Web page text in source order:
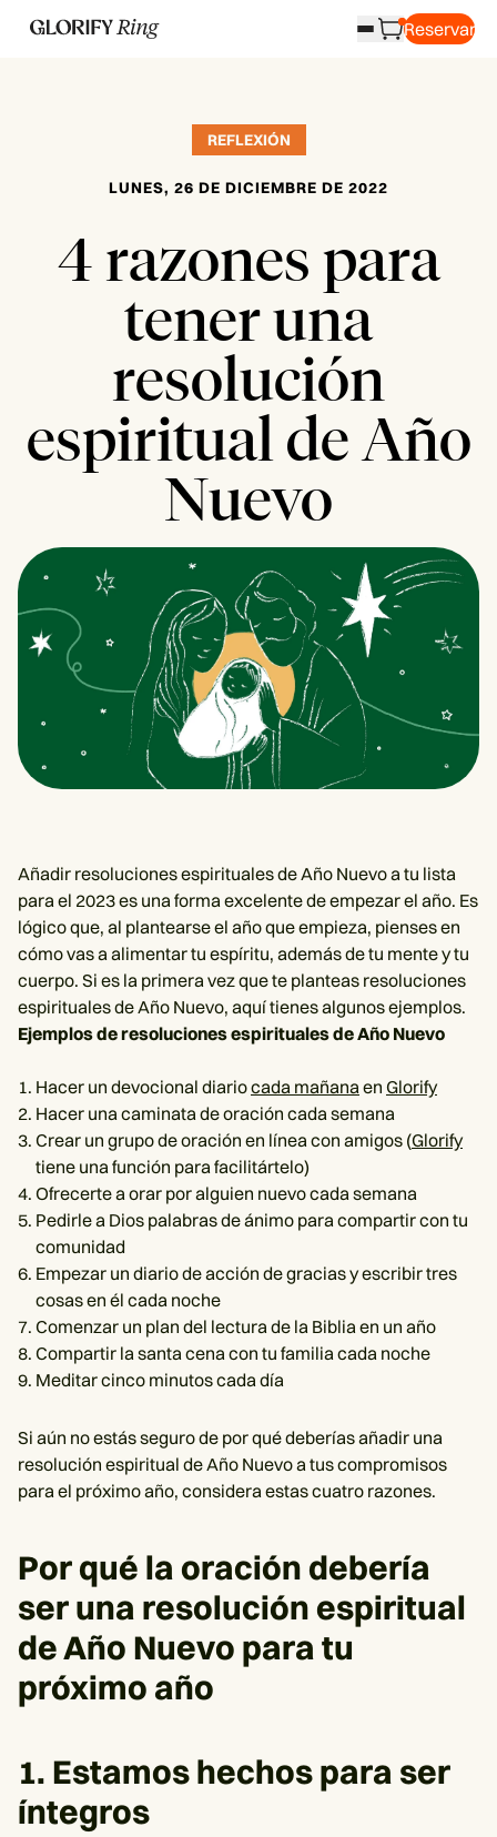
Reservar
REFLEXIÓN
LUNES, 26 DE DICIEMBRE DE 2022
4 razones para
tener una
resolución
espiritual de Año
Nuevo
Añadir resoluciones espirituales de Año Nuevo a tu lista
para el 2023 es una forma excelente de empezar el año. Es
lógico que, al plantearse el año que empieza, pienses en
cómo vas a alimentar tu espíritu, además de tu mente y tu
cuerpo. Si es la primera vez que te planteas resoluciones
espirituales de Año Nuevo, aquí tienes algunos ejemplos.
Ejemplos de resoluciones espirituales de Año Nuevo
Hacer un devocional diariocada mañanaen Glorify
Hacer una caminata de oración cada semana
Crear un grupo de oración en línea con amigos (Glorify
tiene una función para facilitártelo)
Ofrecerte a orar por alguien nuevo cada semana
Pedirle a Dios palabras de ánimo para compartir con tu
comunidad
Empezar un diario de acción de gracias y escribir tres
cosas en él cada noche
Comenzar un plan del lectura de la Biblia en un año
Compartir la santa cena con tu familia cada noche
Meditar cinco minutos cada día
Si aún no estás seguro de por qué deberías añadir una
resolución espiritual de Año Nuevo a tus compromisos
para el próximo año, considera estas cuatro razones.
Por qué la oración debería
ser una resolución espiritual
de Año Nuevo para tu
próximo año
1. Estamos hechos para ser
íntegros